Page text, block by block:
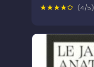
★★★★✩ (4/5)